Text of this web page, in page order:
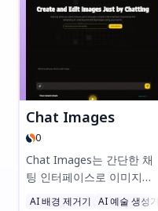
Chat Images
0
Chat Images는 간단한 채
팅 인터페이스로 이미지를
편집하거나 생성하는 가장
AI 배경 제거기 AI 예술 생성기